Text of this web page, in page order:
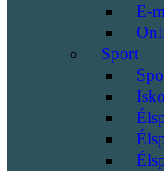
E-
Sport